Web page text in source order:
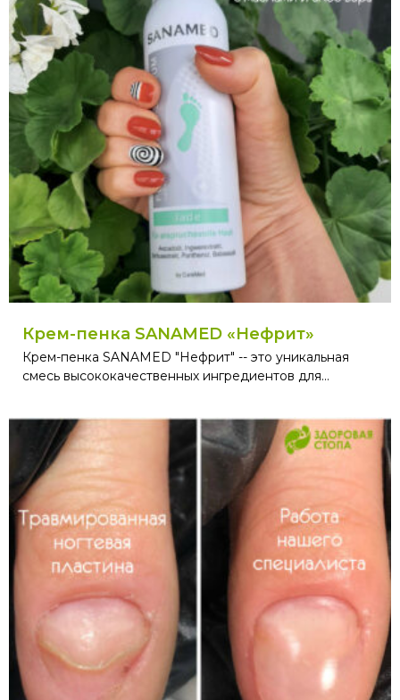
Крем-пенка SANAMED «Нефрит»
Крем-пенка SANAMED "Нефрит" -- это уникальная
смесь высококачественных ингредиентов для...